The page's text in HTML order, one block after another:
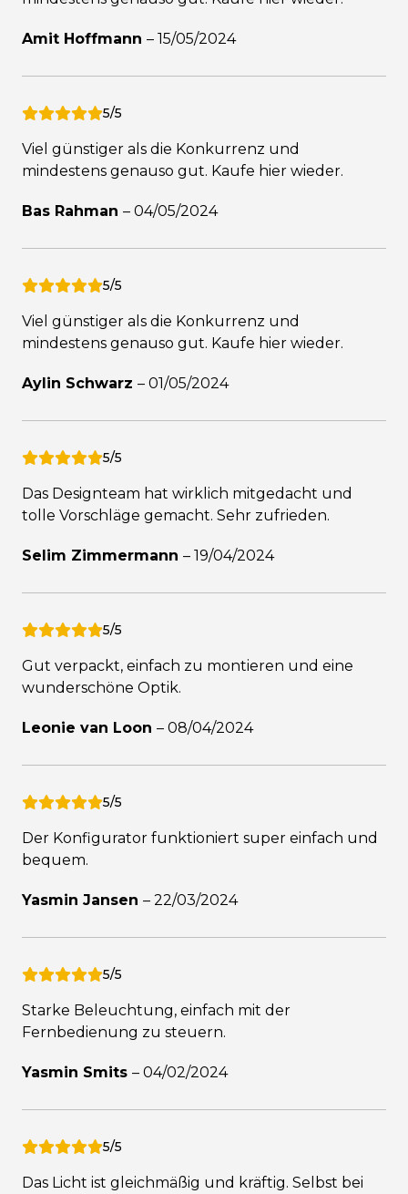
Amit Hoffmann – 15/05/2024
5/5
Viel günstiger als die Konkurrenz und
mindestens genauso gut. Kaufe hier wieder.
Bas Rahman – 04/05/2024
5/5
Viel günstiger als die Konkurrenz und
mindestens genauso gut. Kaufe hier wieder.
Aylin Schwarz – 01/05/2024
5/5
Das Designteam hat wirklich mitgedacht und
tolle Vorschläge gemacht. Sehr zufrieden.
Selim Zimmermann – 19/04/2024
5/5
Gut verpackt, einfach zu montieren und eine
wunderschöne Optik.
Leonie van Loon – 08/04/2024
5/5
Der Konfigurator funktioniert super einfach und
bequem.
Yasmin Jansen – 22/03/2024
5/5
Starke Beleuchtung, einfach mit der
Fernbedienung zu steuern.
Yasmin Smits – 04/02/2024
5/5
Das Licht ist gleichmäßig und kräftig. Selbst bei